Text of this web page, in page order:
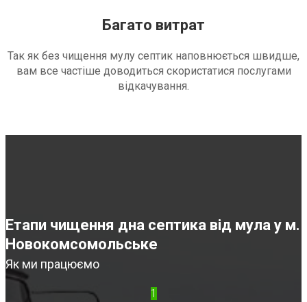
Багато витрат
Так як без чищення мулу септик наповнюється швидше,
вам все частіше доводиться скористатися послугами
відкачування.
Етапи чищення дна септика від мула у м.
Новокомсомольське
Як ми працюємо
1